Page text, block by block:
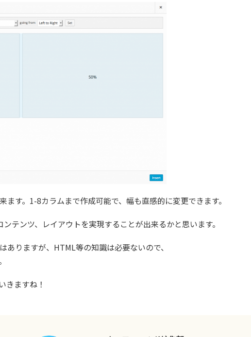
ます。1-8カラムまで作成可能で、幅も直感的に変更できます。
テンツ、レイアウトを実現することが出来るかと思います。
ありますが、HTML等の知識は必要ないので、
きますね！